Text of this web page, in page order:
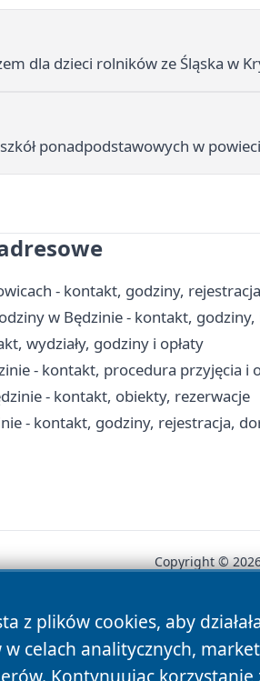
dla dzieci rolników ze Śląska w
ponadpodstawowych w
- kontakt, godziny, rejestracja
w Będzinie - kontakt,
wydziały, godziny i opłaty
- kontakt, procedura przyjęcia i
- kontakt, obiekty, rezerwacje
- kontakt, godziny, rejestracja,
z plików cookies, aby
celach analitycznych,
Kontynuując
Copyright ©
News Autorzy